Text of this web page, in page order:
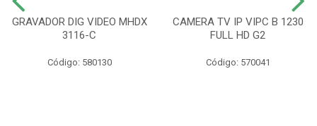
GRAVADOR DIG VIDEO MHDX
3116-C
Código: 580130
CAMERA TV IP VIPC B 1230
FULL HD G2
Código: 570041